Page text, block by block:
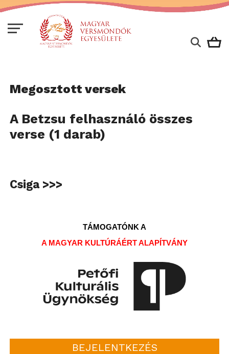
Megosztott versek
A Betzsu felhasználó összes
verse (1 darab)
Csiga >>>
TÁMOGATÓNK A
A MAGYAR KULTÚRÁÉRT ALAPÍTVÁNY
BEJELENTKEZÉS